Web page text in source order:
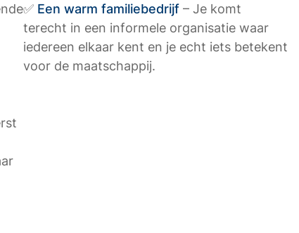
✅ Een warm familiebedrijf – Je komt
terecht in een informele organisatie waar
iedereen elkaar kent en je echt iets betekent
voor de maatschappij.